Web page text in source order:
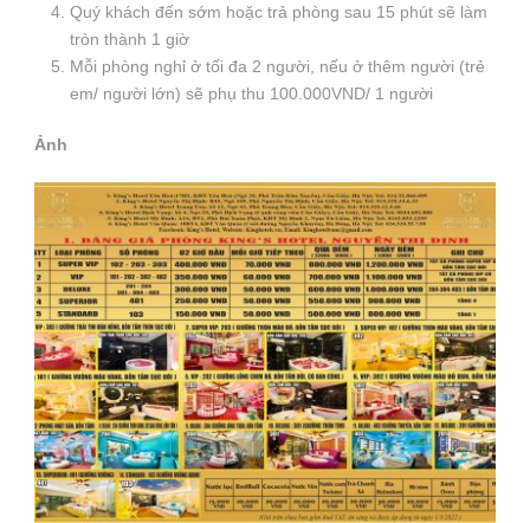
Quý khách đến sớm hoặc trả phòng sau 15 phút sẽ làm
tròn thành 1 giờ
Mỗi phòng nghỉ ở tối đa 2 người, nếu ở thêm người (trẻ
em/ người lớn) sẽ phụ thu 100.000VND/ 1 người
Ảnh